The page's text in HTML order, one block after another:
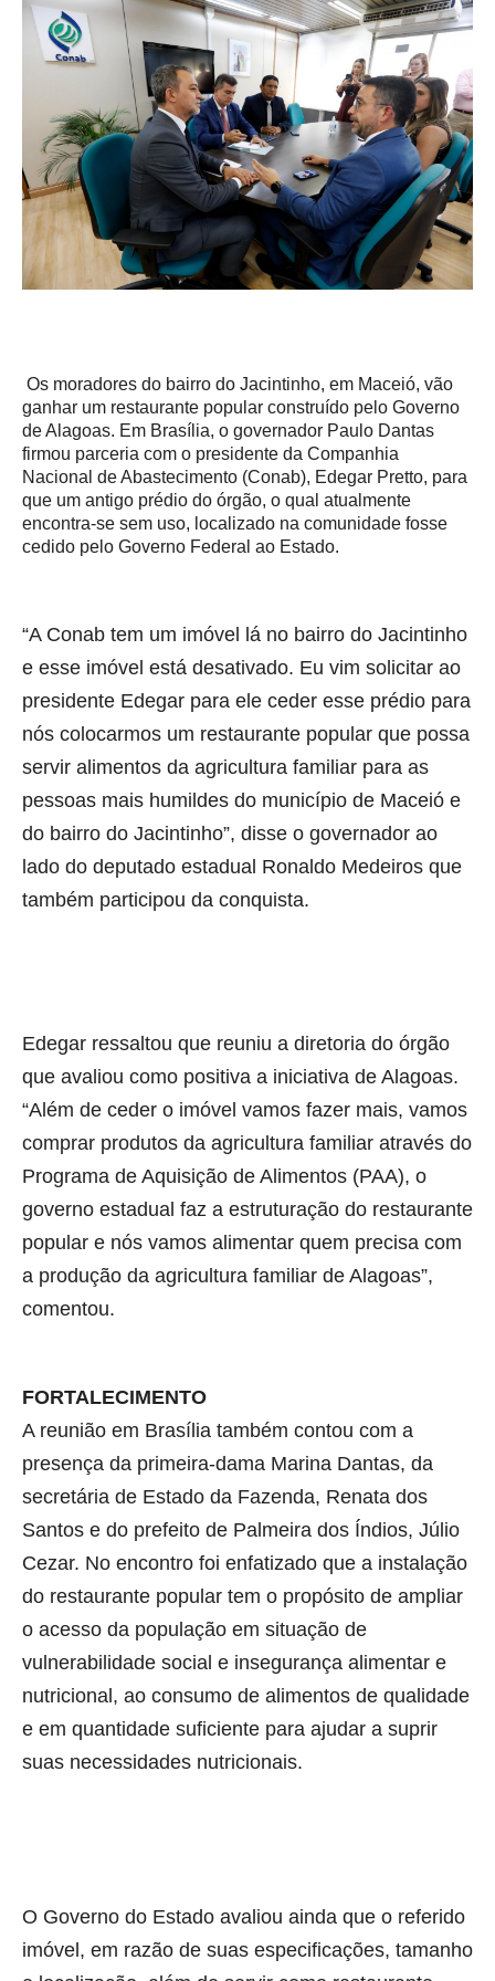
Os moradores do bairro do Jacintinho, em Maceió, vão
ganhar um restaurante popular construído pelo Governo
de Alagoas. Em Brasília, o governador Paulo Dantas
firmou parceria com o presidente da Companhia
Nacional de Abastecimento (Conab), Edegar Pretto, para
que um antigo prédio do órgão, o qual atualmente
encontra-se sem uso, localizado na comunidade fosse
cedido pelo Governo Federal ao Estado.
“A Conab tem um imóvel lá no bairro do Jacintinho
e esse imóvel está desativado. Eu vim solicitar ao
presidente Edegar para ele ceder esse prédio para
nós colocarmos um restaurante popular que possa
servir alimentos da agricultura familiar para as
pessoas mais humildes do município de Maceió e
do bairro do Jacintinho”, disse o governador ao
lado do deputado estadual Ronaldo Medeiros que
também participou da conquista.
Edegar ressaltou que reuniu a diretoria do órgão
que avaliou como positiva a iniciativa de Alagoas.
“Além de ceder o imóvel vamos fazer mais, vamos
comprar produtos da agricultura familiar através do
Programa de Aquisição de Alimentos (PAA), o
governo estadual faz a estruturação do restaurante
popular e nós vamos alimentar quem precisa com
a produção da agricultura familiar de Alagoas”,
comentou.
FORTALECIMENTO
A reunião em Brasília também contou com a
presença da primeira-dama Marina Dantas, da
secretária de Estado da Fazenda, Renata dos
Santos e do prefeito de Palmeira dos Índios, Júlio
Cezar. No encontro foi enfatizado que a instalação
do restaurante popular tem o propósito de ampliar
o acesso da população em situação de
vulnerabilidade social e insegurança alimentar e
nutricional, ao consumo de alimentos de qualidade
e em quantidade suficiente para ajudar a suprir
suas necessidades nutricionais.
O Governo do Estado avaliou ainda que o referido
imóvel, em razão de suas especificações, tamanho